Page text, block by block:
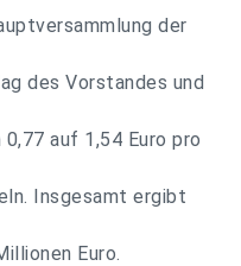
der
des Vorstandes und
auf 1,54 Euro pro
Insgesamt ergibt
Euro.